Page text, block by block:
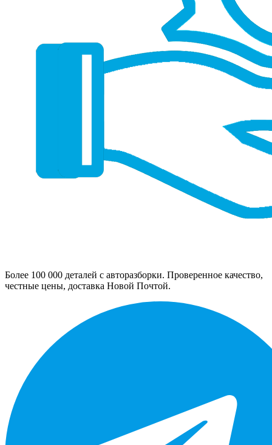
Более 100 000 деталей с авторазборки. Проверенное качество,
честные цены, доставка Новой Почтой.